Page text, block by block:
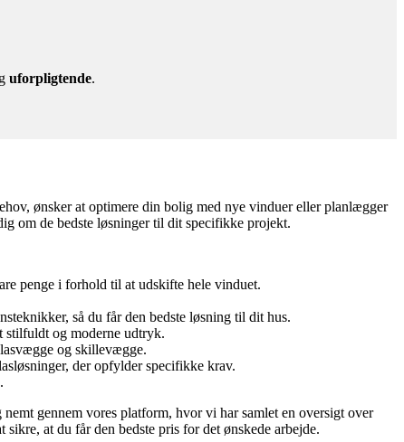
uforpligtende.
ønsker at optimere din bolig med nye vinduer eller planlægger
om de bedste løsninger til dit specifikke projekt.
penge i forhold til at udskifte hele vinduet.
så du får den bedste løsning til dit hus.
stilfuldt og moderne udtryk.
og skillevægge.
der opfylder specifikke krav.
gennem vores platform, hvor vi har samlet en oversigt over
at du får den bedste pris for det ønskede arbejde.